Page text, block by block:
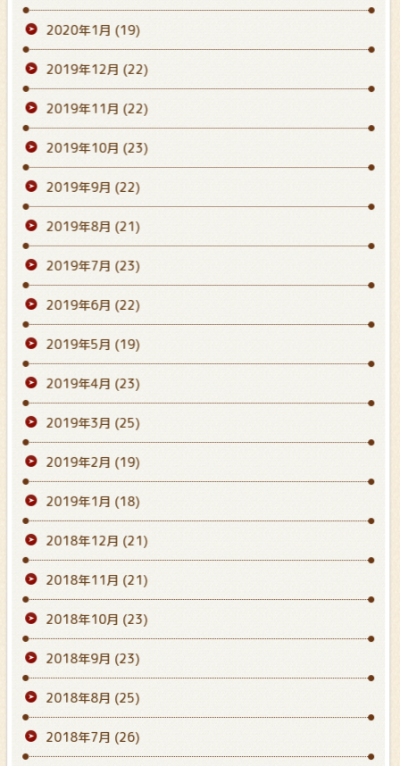
2020年1月 (19)
2019年12月 (22)
2019年11月 (22)
2019年10月 (23)
2019年9月 (22)
2019年8月 (21)
2019年7月 (23)
2019年6月 (22)
2019年5月 (19)
2019年4月 (23)
2019年3月 (25)
2019年2月 (19)
2019年1月 (18)
2018年12月 (21)
2018年11月 (21)
2018年10月 (23)
2018年9月 (23)
2018年8月 (25)
2018年7月 (26)